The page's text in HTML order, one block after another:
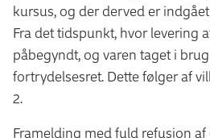
kursus, og der derved er
Fra det tidspunkt, hvor levering
påbegyndt, og varen taget i
fortrydelsesret. Dette følger af
2.
Framelding med fuld refusion